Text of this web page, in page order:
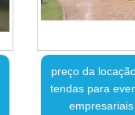
preço da
tendas para
empresariais